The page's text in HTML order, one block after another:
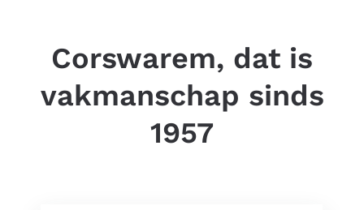
Corswarem, dat is
vakmanschap sinds
1957